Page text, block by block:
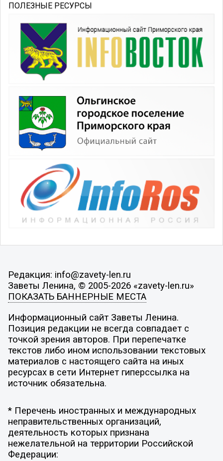
ПОЛЕЗНЫЕ РЕСУРСЫ
Редакция: info@zavety-len.ru
Заветы Ленина, © 2005-2026 «zavety-len.ru»
ПОКАЗАТЬ БАННЕРНЫЕ МЕСТА
Информационный сайт Заветы Ленина.
Позиция редакции не всегда совпадает с
точкой зрения авторов. При перепечатке
текстов либо ином использовании текстовых
материалов с настоящего сайта на иных
ресурсах в сети Интернет гиперссылка на
источник обязательна.
* Перечень иностранных и международных
неправительственных организаций,
деятельность которых признана
нежелательной на территории Российской
Федерации: